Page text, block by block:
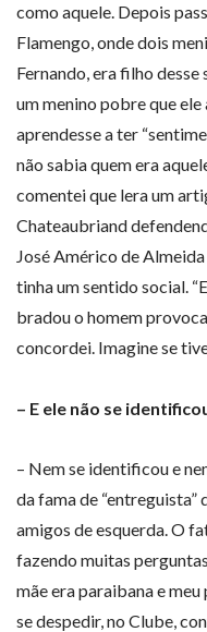
como aquele. Depois
Flamengo, onde dois
Fernando, era filho desse
um menino pobre que
aprendesse a ter
não sabia quem era
comentei que lera um
Chateaubriand
José Américo de
tinha um sentido social.
bradou o homem
concordei. Imagine se
– E ele não se
– Nem se identificou e
da fama de
amigos de esquerda. O
fazendo muitas
mãe era paraibana e
se despedir, no Clube,